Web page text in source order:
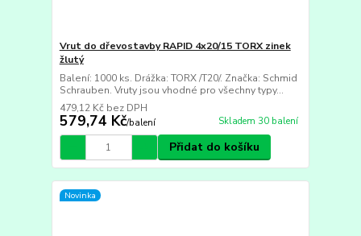
Vrut do dřevostavby RAPID 4x20/15 TORX zinek
žlutý
Balení: 1000 ks. Drážka: TORX /T20/. Značka: Schmid
Schrauben. Vruty jsou vhodné pro všechny typy...
579,74 Kč/balení
479,12 Kč bez DPH
Skladem 30 balení
Přidat do košíku
Novinka